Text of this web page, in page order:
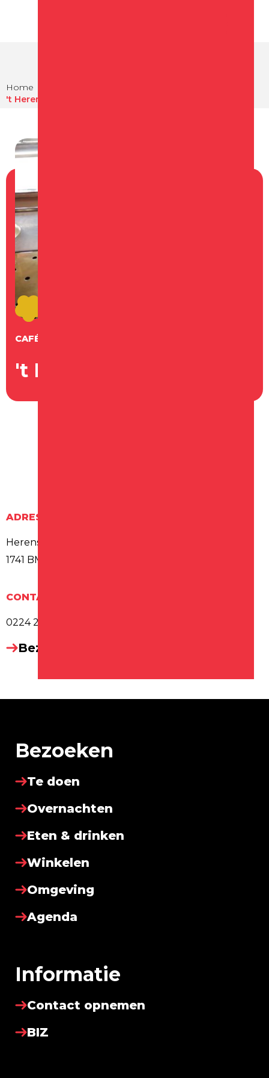
Home
't Heremetijdje
CAFÉ
't Heremetijdje
ADRES
Herenstraat 10
1741 BM SCHAGEN
CONTACT
0224 215 792
Bezoek website
Bezoeken
Te doen
Overnachten
Eten & drinken
Winkelen
Omgeving
Agenda
Informatie
Contact opnemen
BIZ